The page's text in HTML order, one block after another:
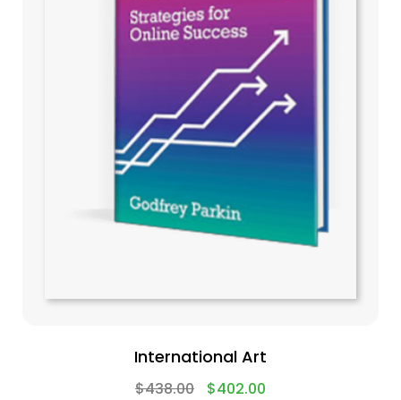
International Art
$438.00 $402.00